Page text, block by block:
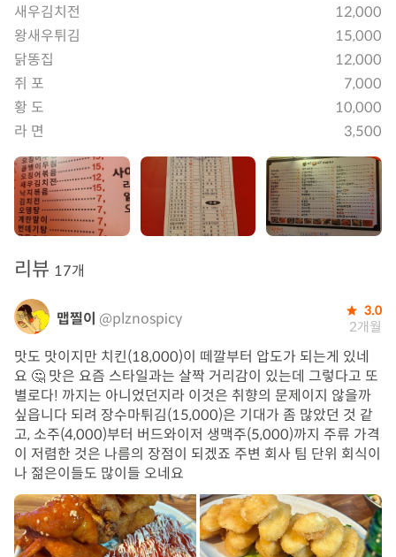
새우김치전
12,000
왕새우튀김
15,000
닭똥집
12,000
쥐 포
7,000
황 도
10,000
라 면
3,500
리뷰 17개
맵찔이 @plznospicy 3.0
2개월
맛도 맛이지만 치킨(18,000)이 떼깔부터 압도가 되는게 있네
요 🤔 맛은 요즘 스타일과는 살짝 거리감이 있는데 그렇다고 또
별로다! 까지는 아니었던지라 이것은 취향의 문제이지 않을까
싶읍니다 되려 장수마튀김(15,000)은 기대가 좀 많았던 것 같
고, 소주(4,000)부터 버드와이저 생맥주(5,000)까지 주류 가격
이 저렴한 것은 나름의 장점이 되겠죠 주변 회사 팀 단위 회식이
나 젊은이들도 많이들 오네요